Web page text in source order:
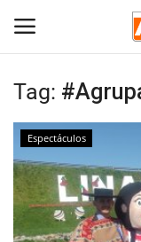
Inicio
Crónica
Policial
Tag:
Espectáculos